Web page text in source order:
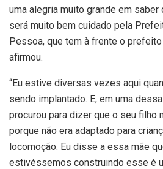
uma alegria muito grande em saber
será muito bem cuidado pela
Pessoa, que tem à frente o prefeito
afirmou.
“Eu estive diversas vezes aqui
sendo implantado. E, em uma
procurou para dizer que o seu filho
porque não era adaptado para
locomoção. Eu disse a essa mãe
estivéssemos construindo esse é